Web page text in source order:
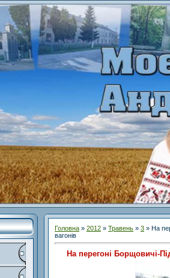
Головна » 2012 » Травень » 3 » На
вагонів
На перегоні Борщовичі-